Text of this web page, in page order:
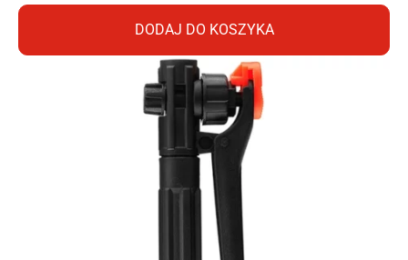
DODAJ DO KOSZYKA